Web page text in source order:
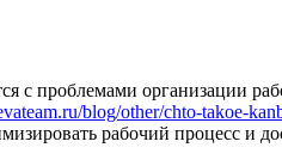
с проблемами организации
blog/other/chto-takoe-
рабочий процесс и